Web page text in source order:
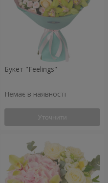
Букет "Feelings"
Немає в наявності
Уточнити